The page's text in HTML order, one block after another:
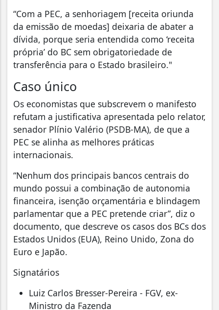
“Com a PEC, a senhoriagem [receita oriunda
da emissão de moedas] deixaria de abater a
dívida, porque seria entendida como ‘receita
própria’ do BC sem obrigatoriedade de
transferência para o Estado brasileiro."
Caso único
Os economistas que subscrevem o manifesto
refutam a justificativa apresentada pelo relator,
senador Plínio Valério (PSDB-MA), de que a
PEC se alinha as melhores práticas
internacionais.
“Nenhum dos principais bancos centrais do
mundo possui a combinação de autonomia
financeira, isenção orçamentária e blindagem
parlamentar que a PEC pretende criar”, diz o
documento, que descreve os casos dos BCs dos
Estados Unidos (EUA), Reino Unido, Zona do
Euro e Japão.
Signatários
⁠Luiz Carlos Bresser-Pereira - FGV, ex-
Ministro da Fazenda